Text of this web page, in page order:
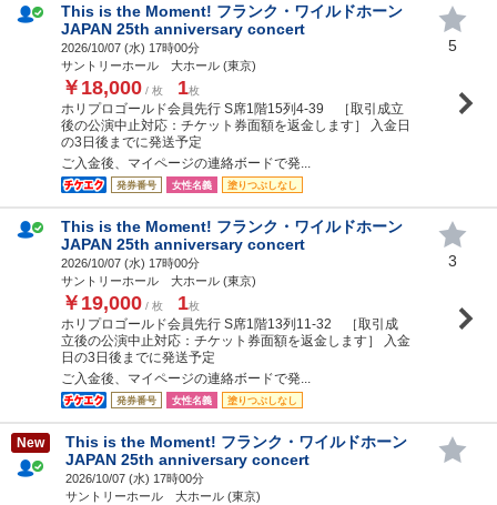
This is the Moment! フランク・ワイルドホーン
JAPAN 25th anniversary concert
2026/10/07 (水) 17時00分
サントリーホール 大ホール (東京)
￥18,000 / 枚 1枚
ホリプロゴールド会員先行 S席1階15列4-39 ［取引成立
後の公演中止対応：チケット券面額を返金します］ 入金日
の3日後までに発送予定
ご入金後、マイページの連絡ボードで発...
発券番号 女性名義 塗りつぶしなし
5
This is the Moment! フランク・ワイルドホーン
JAPAN 25th anniversary concert
2026/10/07 (水) 17時00分
サントリーホール 大ホール (東京)
￥19,000 / 枚 1枚
ホリプロゴールド会員先行 S席1階13列11-32 ［取引成
立後の公演中止対応：チケット券面額を返金します］ 入金
日の3日後までに発送予定
ご入金後、マイページの連絡ボードで発...
発券番号 女性名義 塗りつぶしなし
3
New
This is the Moment! フランク・ワイルドホーン
JAPAN 25th anniversary concert
2026/10/07 (水) 17時00分
サントリーホール 大ホール (東京)